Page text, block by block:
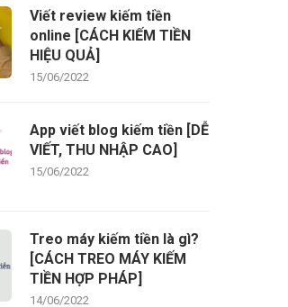
Viết review kiếm tiền
online [CÁCH KIẾM TIỀN
HIỆU QUẢ]
15/06/2022
App viết blog kiếm tiền [DỄ
VIẾT, THU NHẬP CAO]
15/06/2022
Treo máy kiếm tiền là gì?
[CÁCH TREO MÁY KIẾM
TIỀN HỢP PHÁP]
14/06/2022